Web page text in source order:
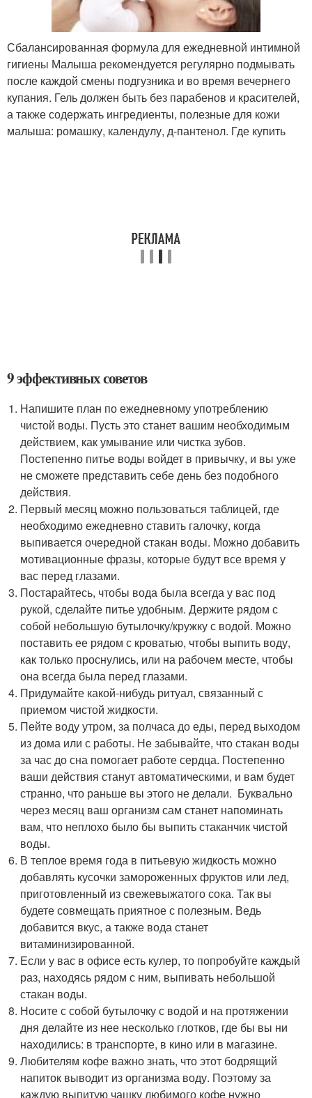
Сбалансированная формула для ежедневной интимной
гигиены Малыша рекомендуется регулярно подмывать
после каждой смены подгузника и во время вечернего
купания. Гель должен быть без парабенов и красителей,
а также содержать ингредиенты, полезные для кожи
малыша: ромашку, календулу, д-пантенол. Где купить
9 эффективных советов
Напишите план по ежедневному употреблению
чистой воды. Пусть это станет вашим необходимым
действием, как умывание или чистка зубов.
Постепенно питье воды войдет в привычку, и вы уже
не сможете представить себе день без подобного
действия.
Первый месяц можно пользоваться таблицей, где
необходимо ежедневно ставить галочку, когда
выпивается очередной стакан воды. Можно добавить
мотивационные фразы, которые будут все время у
вас перед глазами.
Постарайтесь, чтобы вода была всегда у вас под
рукой, сделайте питье удобным. Держите рядом с
собой небольшую бутылочку/кружку с водой. Можно
поставить ее рядом с кроватью, чтобы выпить воду,
как только проснулись, или на рабочем месте, чтобы
она всегда была перед глазами.
Придумайте какой-нибудь ритуал, связанный с
приемом чистой жидкости.
Пейте воду утром, за полчаса до еды, перед выходом
из дома или с работы. Не забывайте, что стакан воды
за час до сна помогает работе сердца. Постепенно
ваши действия станут автоматическими, и вам будет
странно, что раньше вы этого не делали. Буквально
через месяц ваш организм сам станет напоминать
вам, что неплохо было бы выпить стаканчик чистой
воды.
В теплое время года в питьевую жидкость можно
добавлять кусочки замороженных фруктов или лед,
приготовленный из свежевыжатого сока. Так вы
будете совмещать приятное с полезным. Ведь
добавится вкус, а также вода станет
витаминизированной.
Если у вас в офисе есть кулер, то попробуйте каждый
раз, находясь рядом с ним, выпивать небольшой
стакан воды.
Носите с собой бутылочку с водой и на протяжении
дня делайте из нее несколько глотков, где бы вы ни
находились: в транспорте, в кино или в магазине.
Любителям кофе важно знать, что этот бодрящий
напиток выводит из организма воду. Поэтому за
каждую выпитую чашку любимого кофе нужно